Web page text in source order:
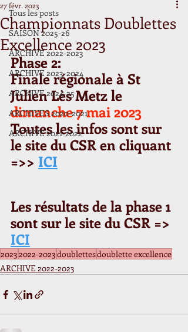
Tous les posts
SAISON 2025-26
ARCHIVE 2022-2023
ARCHIVE 2023-2024
ARCHIVE 2024-25
ARCHIVES 2020-2021
ARCHIVE 2021-2022
Championnats Doublettes
Excellence 2023
27 févr. 2023
Phase 2:
Finale régionale à St
Julien Lès Metz le
dimanche 7 mai 2023
Toutes les infos sont sur
le site du CSR en cliquant
=>> ICI
Les résultats de la phase 1
sont sur le site du CSR =>
ICI
20232022-2023doublettesdoublette excellence
ARCHIVE 2022-2023